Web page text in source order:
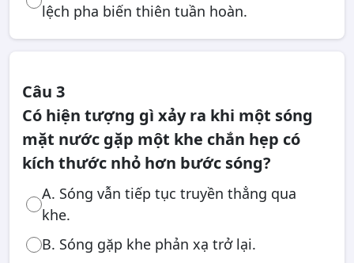
lệch pha biến thiên tuần hoàn.
Câu 3
Có hiện tượng gì xảy ra khi một sóng
mặt nước gặp một khe chắn hẹp có
kích thước nhỏ hơn bước sóng?
A. Sóng vẫn tiếp tục truyền thẳng qua
khe.
B. Sóng gặp khe phản xạ trở lại.